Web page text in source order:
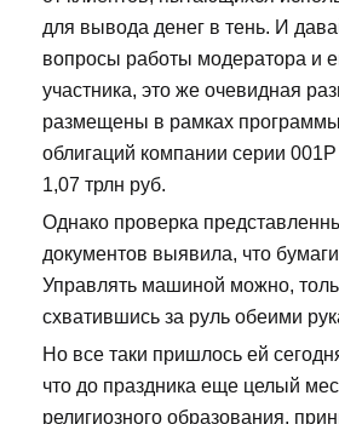
для вывода денег в тень. И
вопросы работы модератора и
участника, это же очевидная
размещены в рамках
облигаций компании серии
1,07 трлн руб.
Однако проверка
документов выявила, что
Управлять машиной можно,
схватившись за руль обеими
Но все таки пришлось ей
что до праздника еще целый
религиозного образования,